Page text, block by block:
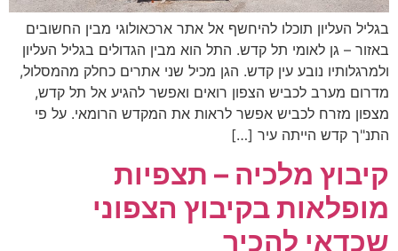
בגליל העליון תוכלו להיחשף אל אתר ארכאולוגי מבין החשובים
באזור – גן לאומי תל קדש. התל הוא מבין הגדולים בגליל העליון
ולמרגלותיו נובע עין קדש. הגן מכיל שני אתרים כחלק מהמסלול,
מדרום מערב לכביש הצפון רואים ואפשר להגיע אל תל קדש,
מצפון מזרח לכביש אפשר לראות את המקדש הרומאי. על פי
התנ"ך קדש הייתה עיר […]
קיבוץ מלכיה – תצפיות
מופלאות בקיבוץ הצפוני
שכדאי להכיר